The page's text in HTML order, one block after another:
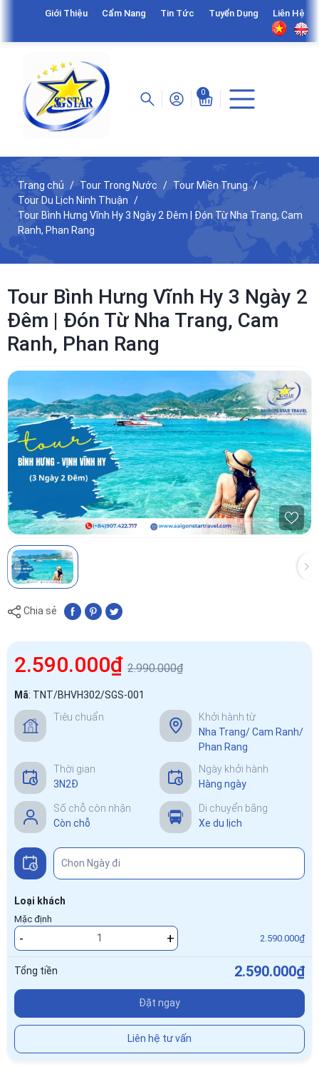
Giới Thiệu Cẩm Nang Tin Tức Tuyển Dụng Liên Hệ
0
Trang chủ Tour Trong Nước
Tour Miền Trung
Tour Du Lịch Ninh Thuận
Tour Bình Hưng Vĩnh Hy 3 Ngày 2 Đêm | Đón Từ Nha Trang, Cam
Ranh, Phan Rang
Tour Bình Hưng Vĩnh Hy 3 Ngày 2
Đêm | Đón Từ Nha Trang, Cam
Ranh, Phan Rang
Chia sẻ
2.590.000₫ 2.990.000₫
Mã: TNT/BHVH302/SGS-001
Tiêu chuẩn
Khởi hành từ
Nha Trang/ Cam Ranh/
Phan Rang
Thời gian
3N2Đ
Ngày khởi hành
Hàng ngày
Số chỗ còn nhận
Còn chỗ
Di chuyển bằng
Xe du lịch
Loại khách
Mặc định
- + 2.590.000₫
Tổng tiền 2.590.000₫
Đặt ngay
Liên hệ tư vấn